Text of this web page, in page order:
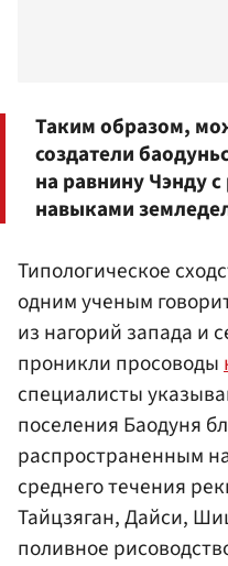
Таким образом,
создатели
на равнину Чэнду
навыками
Типологическое
одним ученым
из нагорий запада и
проникли просоводы
специалисты
поселения Баодуня
распространенным
среднего течения
Тайцзяган, Дайси,
поливное